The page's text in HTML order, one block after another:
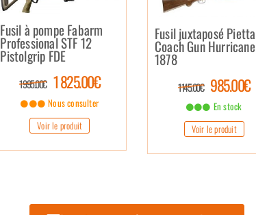
Fusil à pompe Fabarm
Professional STF 12
Pistolgrip FDE
1 995.00€ 1 825.00€
Nous consulter
Voir le produit
Fusil juxtaposé Pietta
Coach Gun Hurricane
1878
1 145.00€ 985.00€
En stock
Voir le produit